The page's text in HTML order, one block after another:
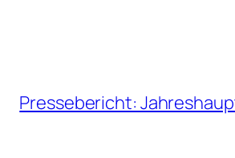
Pressebericht: